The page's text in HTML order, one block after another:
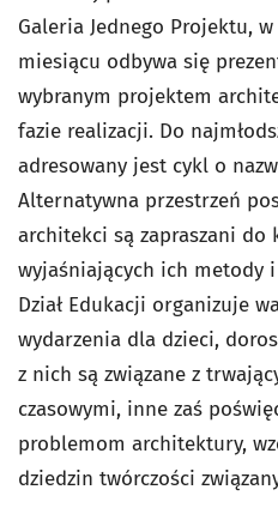
Galeria Jednego Projektu,
miesiącu odbywa się
wybranym projektem
fazie realizacji. Do
adresowany jest cykl o
Alternatywna przestrzeń
architekci są zapraszani
wyjaśniających ich metody
Dział Edukacji organizuje
wydarzenia dla dzieci,
z nich są związane z
czasowymi, inne zaś
problemom architektury,
dziedzin twórczości